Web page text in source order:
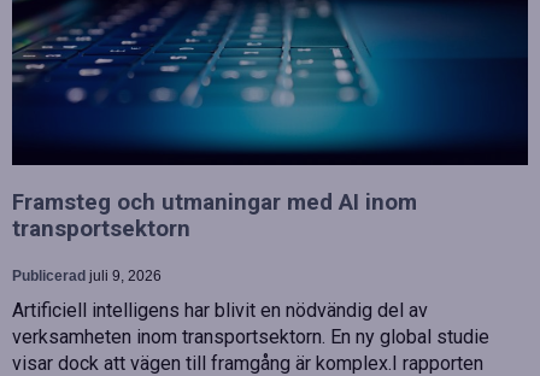
Framsteg och utmaningar med AI inom
transportsektorn
Publicerad juli 9, 2026
Artificiell intelligens har blivit en nödvändig del av
verksamheten inom transportsektorn. En ny global studie
visar dock att vägen till framgång är komplex.I rapporten